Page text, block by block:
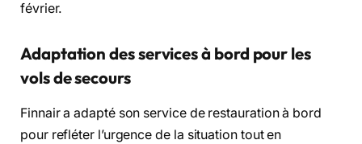
février.
Adaptation des services à bord pour les
vols de secours
Finnair a adapté son service de restauration à bord
pour refléter l’urgence de la situation tout en